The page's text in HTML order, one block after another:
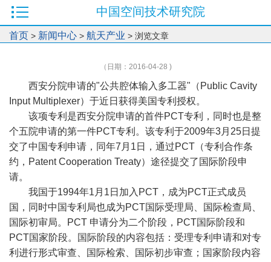
中国空间技术研究院
首页 > 新闻中心 > 航天产业 > 浏览文章
（日期：2016-04-28 )
西安分院申请的"公共腔体输入多工器"（Public Cavity
Input Multiplexer）于近日获得美国专利授权。
该项专利是西安分院申请的首件PCT专利，同时也是整
个五院申请的第一件PCT专利。该专利于2009年3月25日提
交了中国专利申请，同年7月1日，通过PCT（专利合作条
约，Patent Cooperation Treaty）途径提交了国际阶段申
请。
我国于1994年1月1日加入PCT，成为PCT正式成员
国，同时中国专利局也成为PCT国际受理局、国际检查局、
国际初审局。PCT 申请分为二个阶段，PCT国际阶段和
PCT国家阶段。国际阶段的内容包括：受理专利申请和对专
利进行形式审查、国际检索、国际初步审查；国家阶段内容